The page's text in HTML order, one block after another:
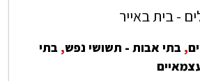
- בית באייר
, בתי אבות - תשושי נפש, בתי